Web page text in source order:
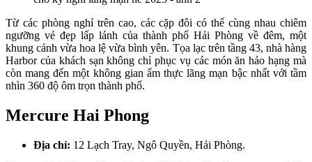
Từ các phòng nghỉ trên cao, các cặp đôi có thể cùng nhau chiêm
ngưỡng vẻ đẹp lấp lánh của thành phố Hải Phòng về đêm, một
khung cảnh vừa hoa lệ vừa bình yên. Tọa lạc trên tầng 43, nhà hàng
Harbor của khách sạn không chỉ phục vụ các món ăn hảo hạng mà
còn mang đến một không gian ẩm thực lãng mạn bậc nhất với tầm
nhìn 360 độ ôm trọn thành phố.
Mercure Hai Phong
Địa chỉ: 12 Lạch Tray, Ngô Quyền, Hải Phòng.